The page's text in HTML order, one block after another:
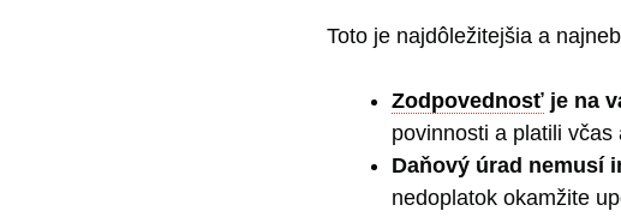
Toto je najdôležitejšia a
Zodpovednosť je na
povinnosti a platili včas
Daňový úrad nemusí
nedoplatok okamžite